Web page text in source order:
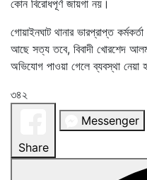
কোন বিরোধপূর্ণ জায়গা নয়।
গোয়াইনঘাট থানার ভারপ্রাপ্ত
আছে সত্য তবে, বিবাদী খোরশেদ
অভিযোগ পাওয়া গেলে ব্যবস্থা নেয়া
৩৪২
Share
Messenger